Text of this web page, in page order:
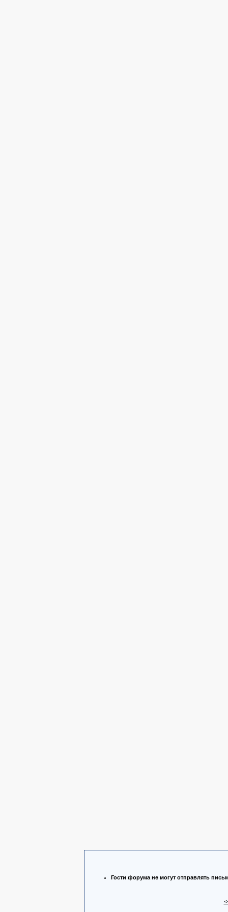
Гости форума не могут отправлять